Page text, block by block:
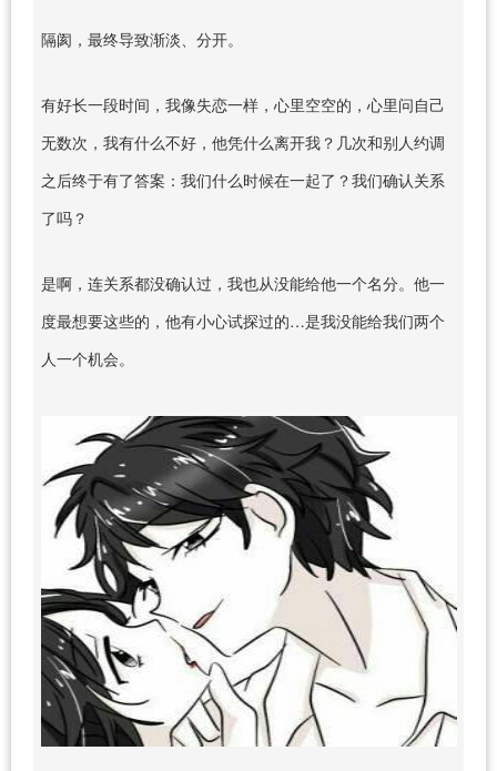
隔阂，最终导致渐淡、分开。
有好长一段时间，我像失恋一样，心里空空的，心里问自己
无数次，我有什么不好，他凭什么离开我？几次和别人约调
之后终于有了答案：我们什么时候在一起了？我们确认关系
了吗？
是啊，连关系都没确认过，我也从没能给他一个名分。他一
度最想要这些的，他有小心试探过的…是我没能给我们两个
人一个机会。